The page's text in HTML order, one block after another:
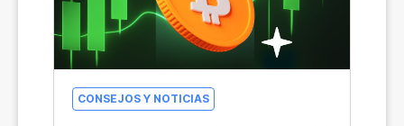
CONSEJOS Y NOTICIAS